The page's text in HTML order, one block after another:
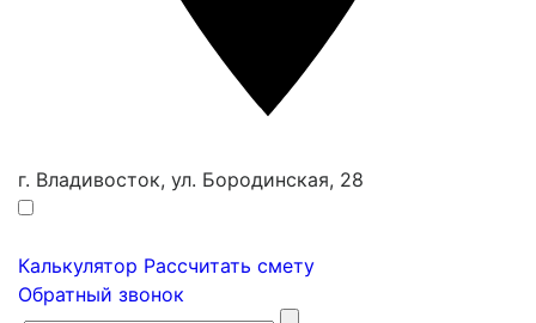
г. Владивосток, ул. Бородинская, 28
Калькулятор Рассчитать смету
Обратный звонок